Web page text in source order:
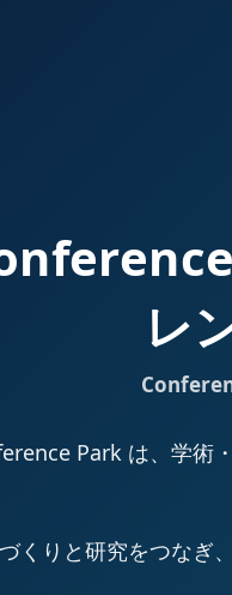
レ
Park は、学術
くりと研究をつなぎ